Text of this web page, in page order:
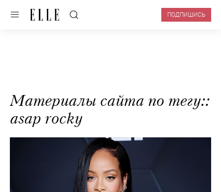
ПОДПИШИСЬ
Материалы сайта по тегу::
asap rocky